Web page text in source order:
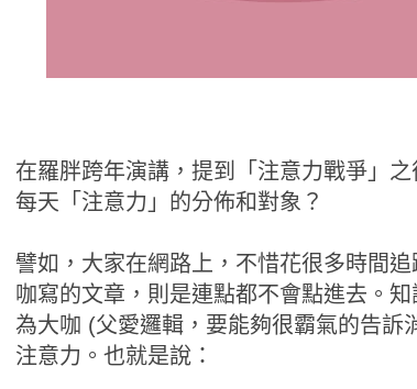
在羅胖跨年演講，提到「注意力戰爭」
每天「注意力」的分佈和對象？
譬如，大家在網路上，不惜花很多時間
咖寫的文章，則是連點都不會點進去。
為大咖 (父愛邏輯，要能夠很霸氣的告訴
注意力。也就是說：